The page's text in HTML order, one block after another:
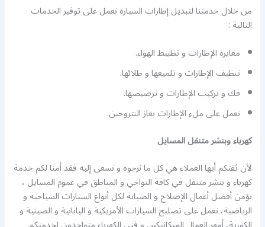
من خلال خدمتنا لتبديل إطارات السيارة نعمل على توفير الخدمات
التالية :
معايرة الإطارات و تظبيط الهواء.
تنظيف الإطارات و تلميعها و طلائها.
فك و تركيب الإطارات و ترصيصها.
نعمل على ملء الإطارات بغاز النتروجين.
كهرباء وبنشر متنقل المسايل
لأن ثقتكم أيها العملاء هي كل ما نرجوه و نسعى إليه فقد أمنا لكم خدمة
كهرباء و بنشر متنقل في كافة النواحي و المناطق في عموم المسايل ،
نؤمن أفضل أعمال الإصلاح و الصيانة لكل أنواع السيارات السياحية و
الرياضية، نعمل على تصليح السيارات الأمريكية و اليابانية و الصينية و